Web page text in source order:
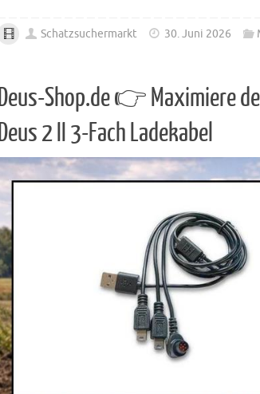
Schatzsuchermarkt 30. Juni 2026
Deus-Shop.de 👉 Maximiere
Deus 2 II 3-Fach Ladekabel